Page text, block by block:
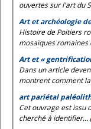
ouvertes sur l'art du
Art et archéologie
Histoire de Poitiers
mosaïques romaines
Art et «
Dans un article
montrent comment
art pariétal
Cet ouvrage est issu
cherché à identifier...